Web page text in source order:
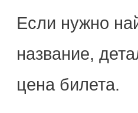
Если нужно
название,
цена билета.